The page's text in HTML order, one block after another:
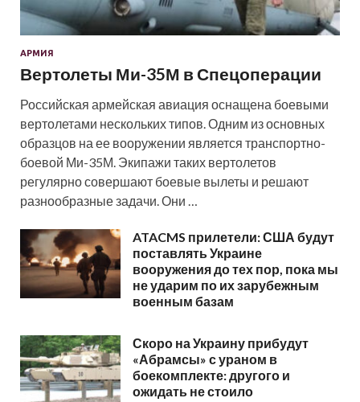
АРМИЯ
Вертолеты Ми-35М в Спецоперации
Российская армейская авиация оснащена боевыми
вертолетами нескольких типов. Одним из основных
образцов на ее вооружении является транспортно-
боевой Ми-35М. Экипажи таких вертолетов
регулярно совершают боевые вылеты и решают
разнообразные задачи. Они …
ATACMS прилетели: США будут
поставлять Украине
вооружения до тех пор, пока мы
не ударим по их зарубежным
военным базам
Скоро на Украину прибудут
«Абрамсы» с ураном в
боекомплекте: другого и
ожидать не стоило